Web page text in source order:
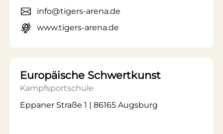
info@tigers-arena.de
www.tigers-arena.de
Europäische Schwertkunst
Kampfsportschule
Eppaner Straße 1 | 86165 Augsburg